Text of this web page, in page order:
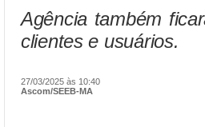
Agência também
clientes e usuários.
27/03/2025 às 10:40
Ascom/SEEB-MA